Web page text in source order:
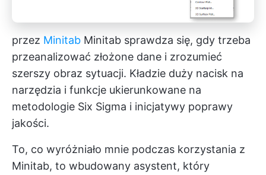
przez Minitab Minitab sprawdza się, gdy trzeba
przeanalizować złożone dane i zrozumieć
szerszy obraz sytuacji. Kładzie duży nacisk na
narzędzia i funkcje ukierunkowane na
metodologie Six Sigma i inicjatywy poprawy
jakości.
To, co wyróżniało mnie podczas korzystania z
Minitab, to wbudowany asystent, który